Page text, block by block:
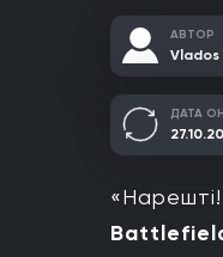
АВТОР
Vlados
ДАТА